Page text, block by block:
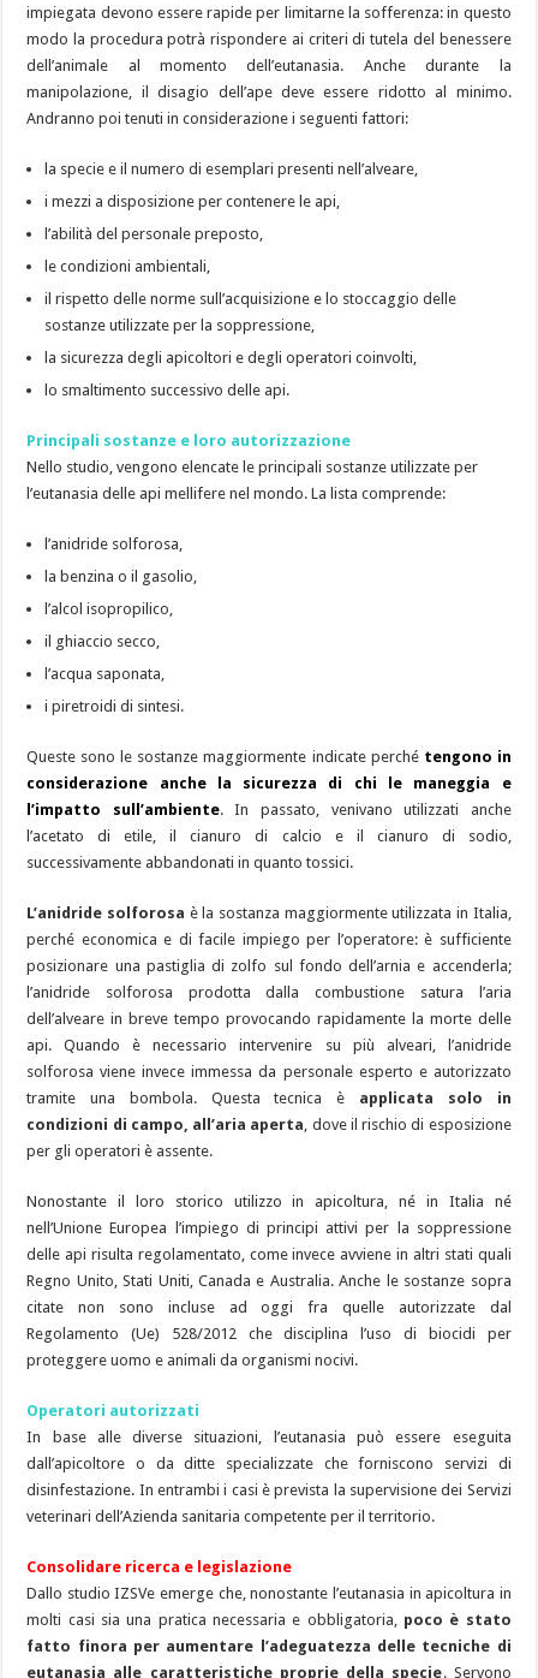
impiegata devono essere rapide per limitarne la sofferenza: in questo
modo la procedura potrà rispondere ai criteri di tutela del benessere
dell’animale al momento dell’eutanasia. Anche durante la
manipolazione, il disagio dell’ape deve essere ridotto al minimo.
Andranno poi tenuti in considerazione i seguenti fattori:
la specie e il numero di esemplari presenti nell’alveare,
i mezzi a disposizione per contenere le api,
l’abilità del personale preposto,
le condizioni ambientali,
il rispetto delle norme sull’acquisizione e lo stoccaggio delle
sostanze utilizzate per la soppressione,
la sicurezza degli apicoltori e degli operatori coinvolti,
lo smaltimento successivo delle api.
Principali sostanze e loro autorizzazione
Nello studio, vengono elencate le principali sostanze utilizzate per
l’eutanasia delle api mellifere nel mondo. La lista comprende:
l’anidride solforosa,
la benzina o il gasolio,
l’alcol isopropilico,
il ghiaccio secco,
l’acqua saponata,
i piretroidi di sintesi.
Queste sono le sostanze maggiormente indicate perché tengono in
considerazione anche la sicurezza di chi le maneggia e
l’impatto sull’ambiente. In passato, venivano utilizzati anche
l’acetato di etile, il cianuro di calcio e il cianuro di sodio,
successivamente abbandonati in quanto tossici.
L’anidride solforosa è la sostanza maggiormente utilizzata in Italia,
perché economica e di facile impiego per l’operatore: è sufficiente
posizionare una pastiglia di zolfo sul fondo dell’arnia e accenderla;
l’anidride solforosa prodotta dalla combustione satura l’aria
dell’alveare in breve tempo provocando rapidamente la morte delle
api. Quando è necessario intervenire su più alveari, l’anidride
solforosa viene invece immessa da personale esperto e autorizzato
tramite una bombola. Questa tecnica è applicata solo in
condizioni di campo, all’aria aperta , dove il rischio di esposizione
per gli operatori è assente.
Nonostante il loro storico utilizzo in apicoltura, né in Italia né
nell’Unione Europea l’impiego di principi attivi per la soppressione
delle api risulta regolamentato, come invece avviene in altri stati quali
Regno Unito, Stati Uniti, Canada e Australia. Anche le sostanze sopra
citate non sono incluse ad oggi fra quelle autorizzate dal
Regolamento (Ue) 528/2012 che disciplina l’uso di biocidi per
proteggere uomo e animali da organismi nocivi.
Operatori autorizzati
In base alle diverse situazioni, l’eutanasia può essere eseguita
dall’apicoltore o da ditte specializzate che forniscono servizi di
disinfestazione. In entrambi i casi è prevista la supervisione dei Servizi
veterinari dell’Azienda sanitaria competente per il territorio.
Consolidare ricerca e legislazione
Dallo studio IZSVe emerge che, nonostante l’eutanasia in apicoltura in
molti casi sia una pratica necessaria e obbligatoria, poco è stato
fatto finora per aumentare l’adeguatezza delle tecniche di
eutanasia alle caratteristiche proprie della specie. Servono